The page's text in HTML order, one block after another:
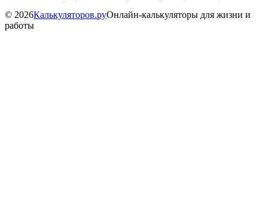
© 2026Калькуляторов.руОнлайн-калькуляторы для жизни и
работы